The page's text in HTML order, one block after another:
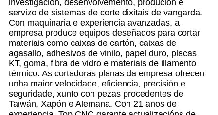
investigación, desenvolvemento, produción e
servizo de sistemas de corte dixitais de vangarda.
Con maquinaria e experiencia avanzadas, a
empresa produce equipos deseñados para cortar
materiais como caixas de cartón, caixas de
agasallo, adhesivos de vinilo, papel duro, placas
KT, goma, fibra de vidro e materiais de illamento
térmico. As cortadoras planas da empresa ofrecen
unha maior velocidade, eficiencia, precisión e
seguridade, xunto con pezas procedentes de
Taiwán, Xapón e Alemaña. Con 21 anos de